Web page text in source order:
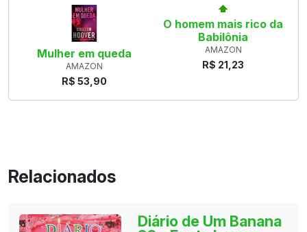
Mulher em queda
AMAZON
R$ 53,90
O homem mais rico da
Babilônia
AMAZON
R$ 21,23
Relacionados
Diário de Um Banana